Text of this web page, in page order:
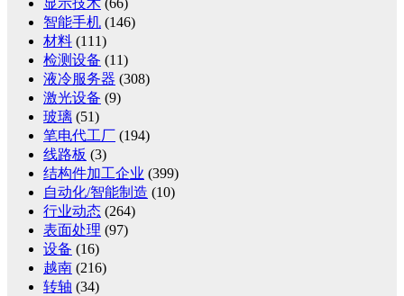
智能手机 (146)
材料 (111)
检测设备 (11)
液冷服务器 (308)
激光设备 (9)
玻璃 (51)
笔电代工厂 (194)
线路板 (3)
结构件加工企业 (399)
自动化/智能制造 (10)
行业动态 (264)
表面处理 (97)
设备 (16)
越南 (216)
转轴 (34)